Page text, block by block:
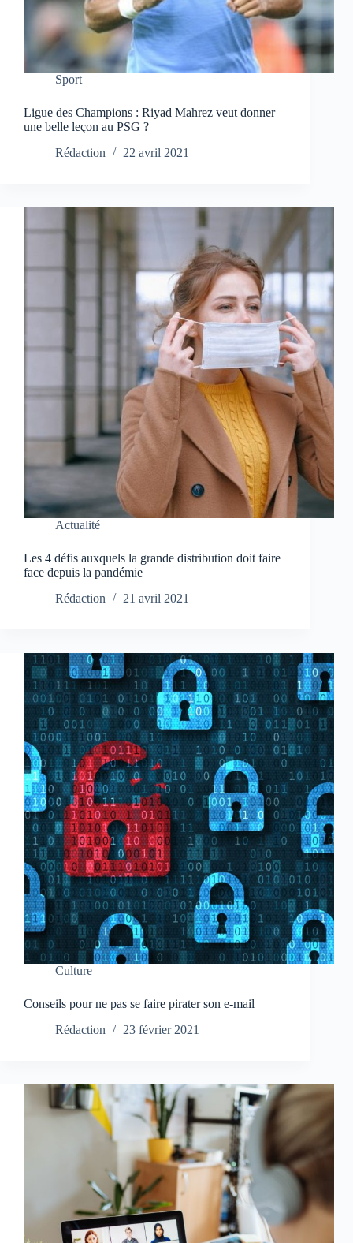
Sport
Ligue des Champions : Riyad Mahrez veut donner
une belle leçon au PSG ?
Rédaction
22 avril 2021
Actualité
Les 4 défis auxquels la grande distribution doit faire
face depuis la pandémie
Rédaction
21 avril 2021
Culture
Conseils pour ne pas se faire pirater son e-mail
Rédaction
23 février 2021